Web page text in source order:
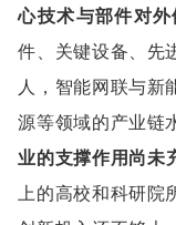
心技术与部件对外
件、关键设备、先
人，智能网联与新
源等领域的产业链
业的支撑作用尚未
上的高校和科研院